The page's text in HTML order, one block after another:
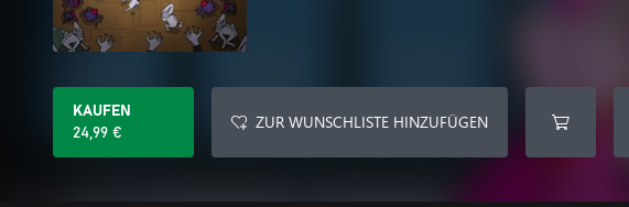
KAUFEN
24,99 €
ZUR WUNSCHLISTE HINZUFÜGEN